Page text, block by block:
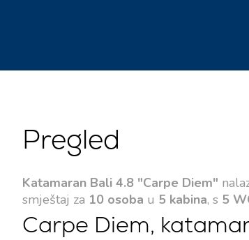
Pregled
Katamaran Bali 4.8 "Carpe Diem"
smještaj za 10 osoba u 5 kabina, s 5
Carpe Diem,